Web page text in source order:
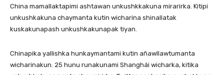
China mamallaktapimi ashtawan unkushkkakuna mirarirka. Kitipi
unkushkakuna chaymanta kutin wicharina shinallatak
kuskakunapash unkushkakunapak tiyan.
Chinapika yallishka hunkaymantami kutin añawllawtumanta
wicharinakun. 25 hunu runakunami Shanghái wicharka, kitika